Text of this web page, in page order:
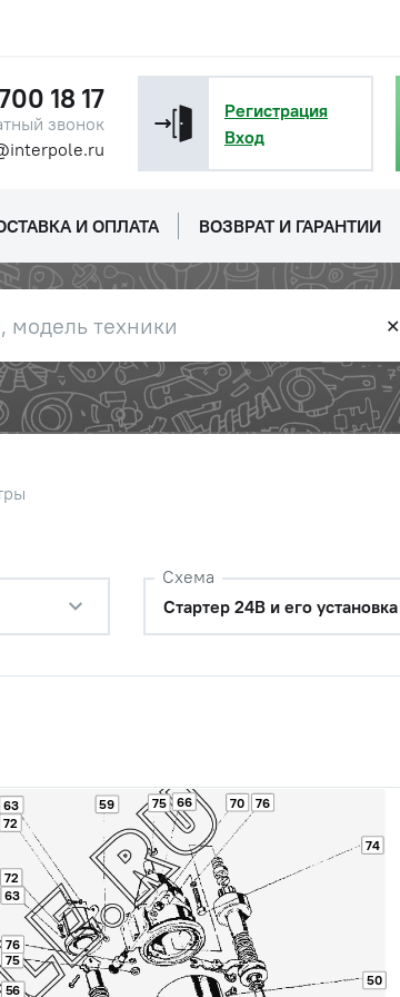
18 17
звонок
Регистрация
Вход
И ОПЛАТА ВОЗВРАТ И ГАРАНТИИ
✕
Схема
Стартер 24В и его установка
50
56
59
63
63 66 70
72
72
74
75
75
76
76